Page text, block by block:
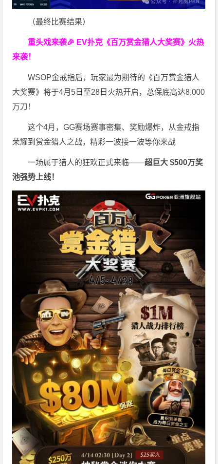
（最终比赛结果）
重头戏来袭🎉 EV扑克 《百万赏金猎人大奖赛》 火热
来袭！
WSOP金戒指后，玩家最为期待的《百万赏金猎人
大奖赛》将于4月5日至28日火热开启，总保底高达8,000
万刀！
这个4月，GG赛场赛事密集、奖励爆炸，从金戒指
荣耀到赏金猎人之战，精彩一波接一波等你来战
一场属于猎人的狂欢正式来临——超巨大 $500万奖
池强势上线！